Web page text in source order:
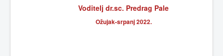
Voditelj dr.sc. Predrag Pale
Ožujak-srpanj 2022.